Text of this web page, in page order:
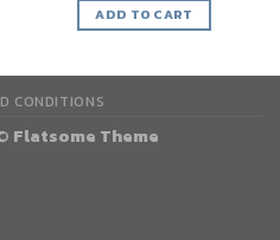
ADD TO CART
CONDITIONS
Flatsome Theme